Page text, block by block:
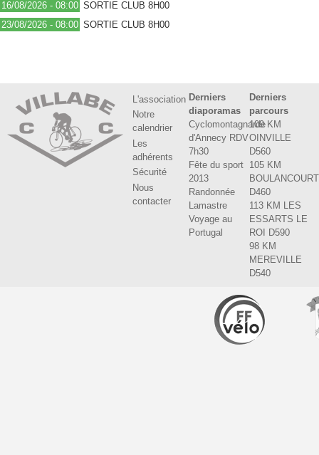
16/08/2026 - 08:00 SORTIE CLUB 8H00
23/08/2026 - 08:00 SORTIE CLUB 8H00
L'association
Notre
calendrier
Les
adhérents
Sécurité
Nous
contacter
Derniers
diaporamas
Cyclomontagnarde
d'Annecy RDV
7h30
Fête du sport
2013
Randonnée
Lamastre
Voyage au
Portugal
Derniers
parcours
109 KM
OINVILLE
D560
105 KM
BOULANCOURT
D460
113 KM LES
ESSARTS LE
ROI D590
98 KM
MEREVILLE
D540